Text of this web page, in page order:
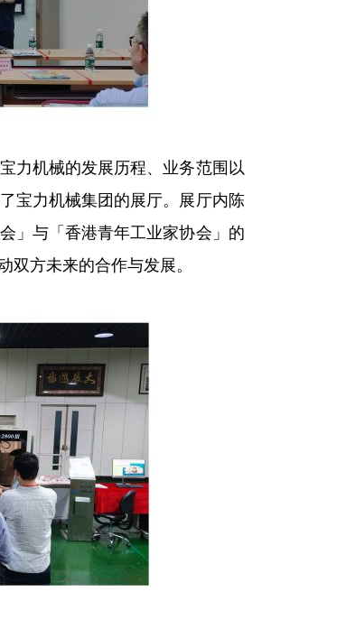
力机械的发展历程、业务范围以
宝力机械集团的展厅。展厅内陈
」与「香港青年工业家协会」的
方未来的合作与发展。